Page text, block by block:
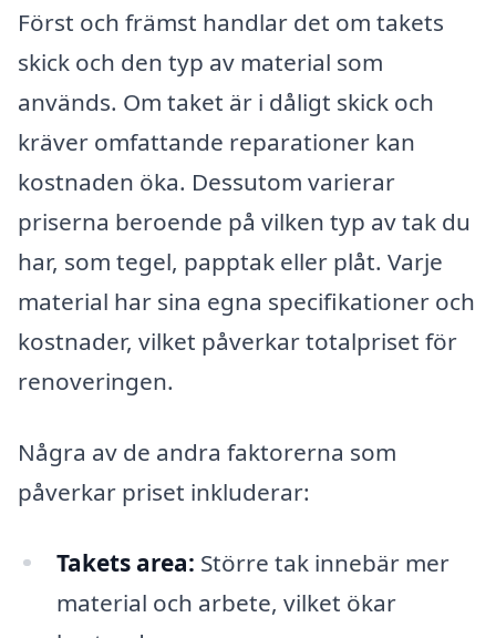
Först och främst handlar det om takets
skick och den typ av material som
används. Om taket är i dåligt skick och
kräver omfattande reparationer kan
kostnaden öka. Dessutom varierar
priserna beroende på vilken typ av tak du
har, som tegel, papptak eller plåt. Varje
material har sina egna specifikationer och
kostnader, vilket påverkar totalpriset för
renoveringen.
Några av de andra faktorerna som
påverkar priset inkluderar:
Takets area: Större tak innebär mer
material och arbete, vilket ökar